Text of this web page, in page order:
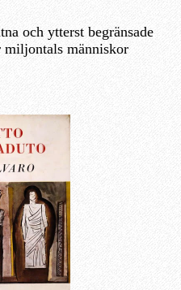
och ytterst begränsade
miljontals människor